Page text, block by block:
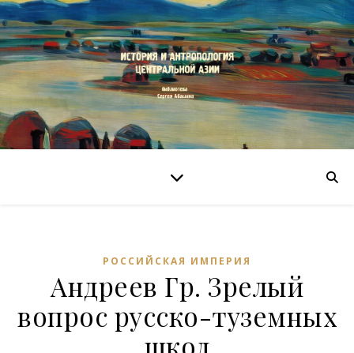
РОССИЙСКАЯ ИМПЕРИЯ
Андреев Гр. Зрелый
вопрос русско-туземных
школ